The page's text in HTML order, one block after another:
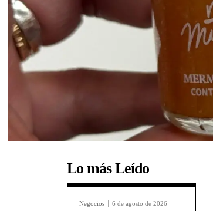
Lo más Leído
Negocios 6 de agosto de 2026